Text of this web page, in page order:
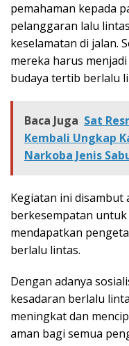
pemahaman kepada
pelanggaran lalu
keselamatan di jalan.
mereka harus
budaya tertib berlalu
Baca Juga Sat
Kembali Ungkap
Narkoba Jenis
Kegiatan ini
berkesempatan
mendapatkan
berlalu lintas.
Dengan adanya
kesadaran berlalu
meningkat dan
aman bagi semua